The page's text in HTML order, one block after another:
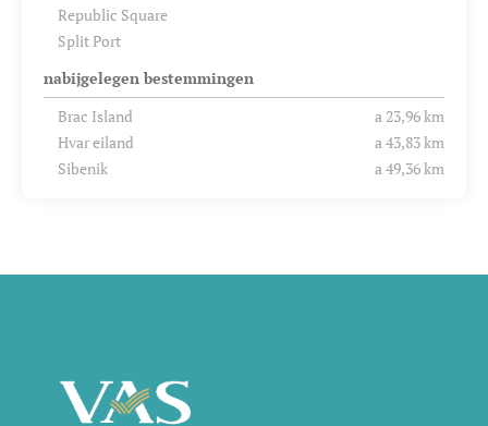
Republic Square
Split Port
nabijgelegen bestemmingen
Brac Island
a 23,96 km
Hvar eiland
a 43,83 km
Sibenik
a 49,36 km